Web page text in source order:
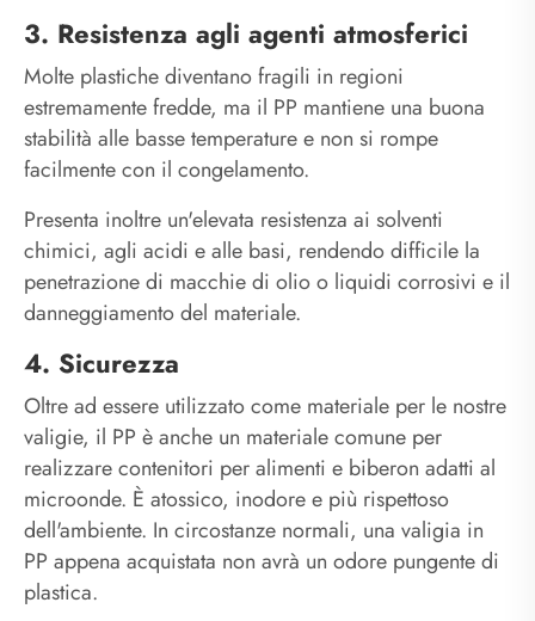
3. Resistenza agli agenti atmosferici
Molte plastiche diventano fragili in regioni
estremamente fredde, ma il PP mantiene una buona
stabilità alle basse temperature e non si rompe
facilmente con il congelamento.
Presenta inoltre un'elevata resistenza ai solventi
chimici, agli acidi e alle basi, rendendo difficile la
penetrazione di macchie di olio o liquidi corrosivi e il
danneggiamento del materiale.
4. Sicurezza
Oltre ad essere utilizzato come materiale per le nostre
valigie, il PP è anche un materiale comune per
realizzare contenitori per alimenti e biberon adatti al
microonde. È atossico, inodore e più rispettoso
dell'ambiente. In circostanze normali, una valigia in
PP appena acquistata non avrà un odore pungente di
plastica.